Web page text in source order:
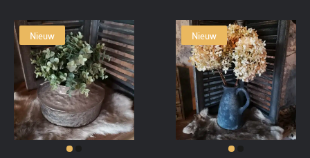
Nieuw Nieuw